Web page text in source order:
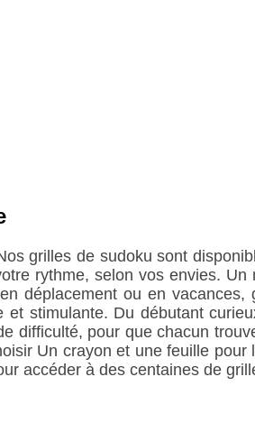
grilles de sudoku sont
rythme, selon vos envies. Un
déplacement ou en vacances,
stimulante. Du débutant
difficulté, pour que chacun
Un crayon et une feuille pour
accéder à des centaines de